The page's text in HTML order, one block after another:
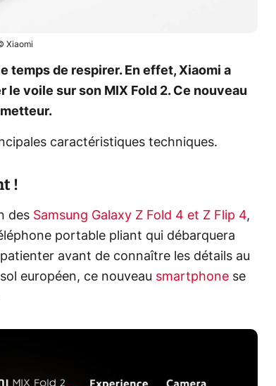
Xiaomi
temps de respirer. En effet, Xiaomi a
voile sur son MIX Fold 2. Ce nouveau
caractéristiques techniques.
!
des Samsung Galaxy Z Fold 4 et Z Flip 4,
portable pliant qui débarquera
avant de connaître les détails au
européen, ce nouveau smartphone se